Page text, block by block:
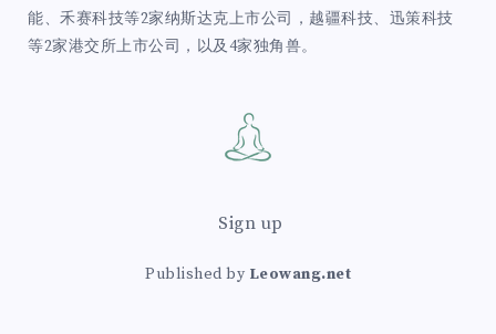
能、禾赛科技等2家纳斯达克上市公司，越疆科技、迅策科技
等2家港交所上市公司，以及4家独角兽。
Sign up
Published by Leowang.net